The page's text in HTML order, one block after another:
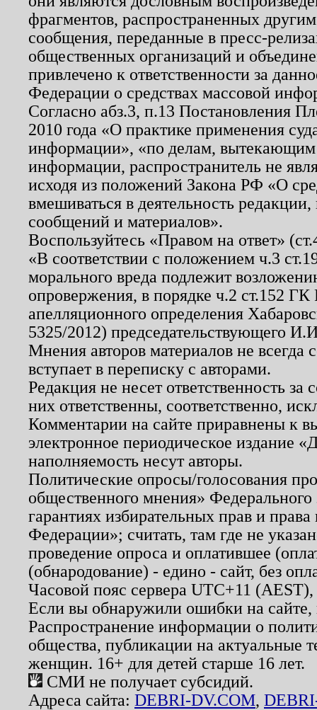
фрагментов, распространенных
сообщения, переданные в пресс-
общественных организаций и
привлечено к ответственности за
Федерации о средствах массовой
Согласно абз.3, п.13 Постановления
2010 года «О практике применения
информации», «по делам, вытекающим
информации, распространитель не
исходя из положений Закона РФ «О
вмешиваться в деятельность
сообщений и материалов».
Воспользуйтесь «Правом на ответ»
«В соответствии с положением ч.3
морального вреда подлежит
опровержения, в порядке ч.2 ст.152
апелляционного определения
5325/2012) председательствующего
Мнения авторов материалов не
вступает в переписку с авторами.
Редакция не несет ответственность
них ответственны, соответственно,
Комментарии на сайте приравнены к
электронное периодическое издание
наполняемость несут авторы.
Политические опросы/голосования
общественного мнения»
гарантиях избирательных прав и
Федерации»; считать, там где не
проведение опроса и оплатившее
(обнародование) - едино - сайт, без
Часовой пояс сервера UTC+11
Если вы обнаружили ошибки на
Распространение информации о
общества, публикации на актуальные
женщин. 16+ для детей старше 16 лет.
СМИ не получает субсидий.
Адреса сайта: DEBRI-DV.COM,